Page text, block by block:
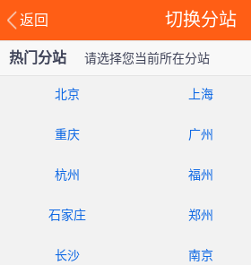
返回 切换分站
热门分站 请选择您当前所在分站
北京 上海
重庆 广州
杭州 福州
石家庄 郑州
长沙 南京